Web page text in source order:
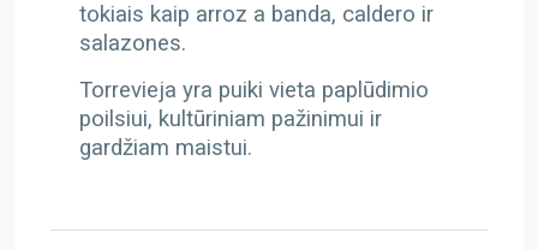
tokiais kaip arroz a banda, caldero ir
salazones.
Torrevieja yra puiki vieta paplūdimio
poilsiui, kultūriniam pažinimui ir
gardžiam maistui.